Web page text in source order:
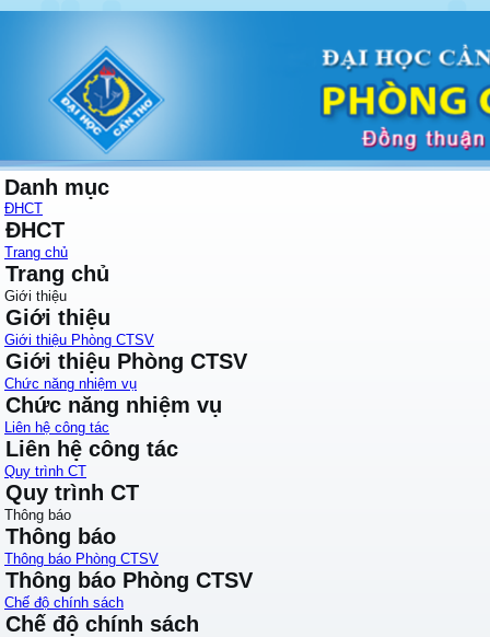
Danh mục
ĐHCT
ĐHCT
Trang chủ
Trang chủ
Giới thiệu
Giới thiệu
Giới thiệu Phòng CTSV
Giới thiệu Phòng CTSV
Chức năng nhiệm vụ
Chức năng nhiệm vụ
Liên hệ công tác
Liên hệ công tác
Quy trình CT
Quy trình CT
Thông báo
Thông báo
Thông báo Phòng CTSV
Thông báo Phòng CTSV
Chế độ chính sách
Chế độ chính sách